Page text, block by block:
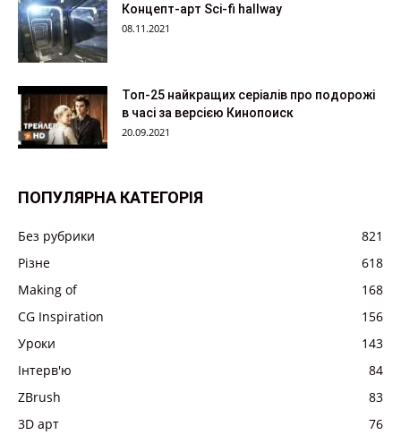
Концепт-арт Sci-fi hallway
08.11.2021
Топ-25 найкращих серіалів про подорожі
в часі за версією Кинопоиск
20.09.2021
ПОПУЛЯРНА КАТЕГОРІЯ
Без рубрики
821
Різне
618
Making of
168
CG Inspiration
156
Уроки
143
Інтерв'ю
84
ZBrush
83
3D арт
76